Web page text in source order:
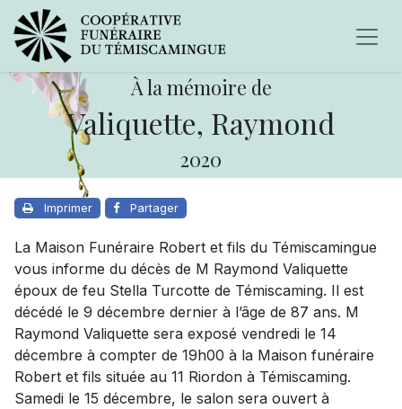
À la mémoire de
Valiquette, Raymond
2020
Imprimer Partager
La Maison Funéraire Robert et fils du Témiscamingue
vous informe du décès de M Raymond Valiquette
époux de feu Stella Turcotte de Témiscaming. Il est
décédé le 9 décembre dernier à l’âge de 87 ans. M
Raymond Valiquette sera exposé vendredi le 14
décembre à compter de 19h00 à la Maison funéraire
Robert et fils située au 11 Riordon à Témiscaming.
Samedi le 15 décembre, le salon sera ouvert à